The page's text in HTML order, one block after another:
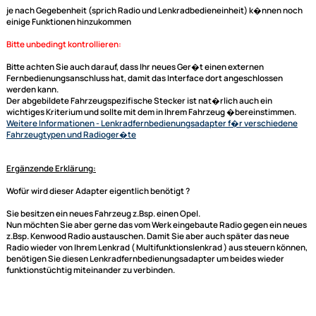
Sie ben�tigen kein zus�tzlichesRadioanschlusskabel, da dieses
Lenkradinterfaceschon einen Fahrzeugspezifischen Kabelsatz auf ISO
Signale wie der Speed Pulse (Geschwindigkeitssignal), Z�ndungsplus,
R�ckfahrsignal oder Innenraumbeleuchtung zur Verf�gung gestellt.
Daten werden dann aber auch immer gesondert in der Beschreibung mit
aufgef�hrt.
generell unterst�tzte Funktionen:
Laut -- Leise
je nach Gegebenheit (sprich Radio und Lenkradbedieneinheit) k�nnen
einige Funktionen hinzukommen
Bitte unbedingt kontrollieren:
Bitte achten Sie auch darauf, dass Ihr neues Ger�t einen externen
Fernbedienungsanschluss hat, damit das Interface dort angeschlossen
werden kann.
Ultramall